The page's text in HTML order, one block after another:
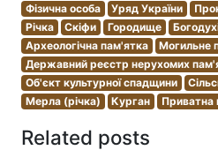
Фізична особа
Уряд України
Річка
Скіфи Городище
Археологічна пам'ятка
Могильне
Державний реєстр нерухомих
Об'єкт культурної спадщини
Мерла (річка)
Курган Приватна
Related posts